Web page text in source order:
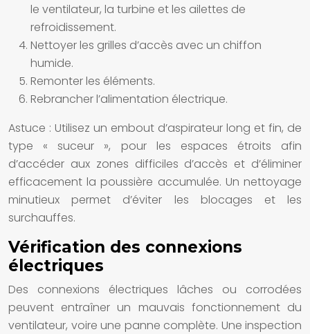
le ventilateur, la turbine et les ailettes de
refroidissement.
Nettoyer les grilles d’accès avec un chiffon
humide.
Remonter les éléments.
Rebrancher l’alimentation électrique.
Astuce : Utilisez un embout d’aspirateur long et fin, de
type « suceur », pour les espaces étroits afin
d’accéder aux zones difficiles d’accès et d’éliminer
efficacement la poussière accumulée. Un nettoyage
minutieux permet d’éviter les blocages et les
surchauffes.
Vérification des connexions
électriques
Des connexions électriques lâches ou corrodées
peuvent entraîner un mauvais fonctionnement du
ventilateur, voire une panne complète. Une inspection